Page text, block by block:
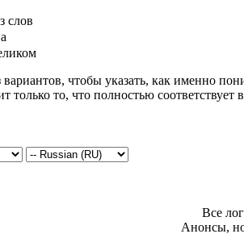
слов
чтобы указать, как именно
только то, что полностью соответствует
Все
Анонсы,